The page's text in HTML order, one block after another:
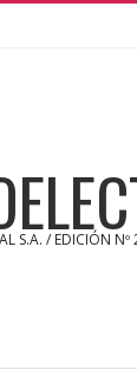
S.A. / EDICIÓN